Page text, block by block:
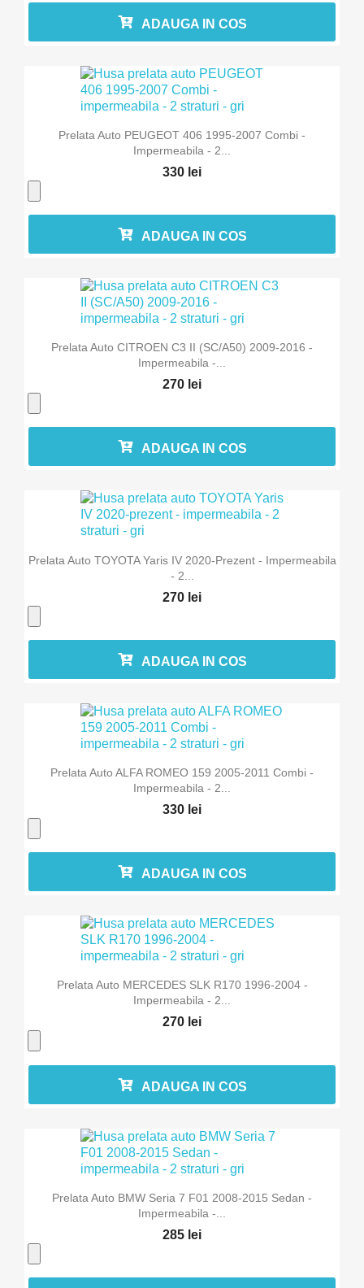
ADAUGA IN COS
Prelata Auto PEUGEOT 406 1995-2007 Combi -
Impermeabila - 2...
330 lei
ADAUGA IN COS
Prelata Auto CITROEN C3 II (SC/A50) 2009-2016 -
Impermeabila -...
270 lei
ADAUGA IN COS
Prelata Auto TOYOTA Yaris IV 2020-Prezent - Impermeabila
- 2...
270 lei
ADAUGA IN COS
Prelata Auto ALFA ROMEO 159 2005-2011 Combi -
Impermeabila - 2...
330 lei
ADAUGA IN COS
Prelata Auto MERCEDES SLK R170 1996-2004 -
Impermeabila - 2...
270 lei
ADAUGA IN COS
Prelata Auto BMW Seria 7 F01 2008-2015 Sedan -
Impermeabila -...
285 lei